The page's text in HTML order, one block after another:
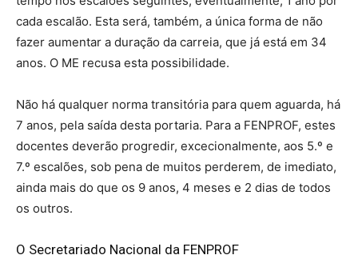
cada escalão. Esta será, também, a única forma de não
fazer aumentar a duração da carreia, que já está em 34
anos. O ME recusa esta possibilidade.
Não há qualquer norma transitória para quem aguarda, há
7 anos, pela saída desta portaria. Para a FENPROF, estes
docentes deverão progredir, excecionalmente, aos 5.º e
7.º escalões, sob pena de muitos perderem, de imediato,
ainda mais do que os 9 anos, 4 meses e 2 dias de todos
os outros.
O Secretariado Nacional da FENPROF